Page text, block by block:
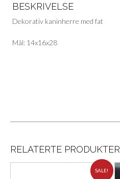
BESKRIVELSE
Dekorativ kaninherre med fat
Mål: 14x16x28
RELATERTE PRODUKTER
SALE!